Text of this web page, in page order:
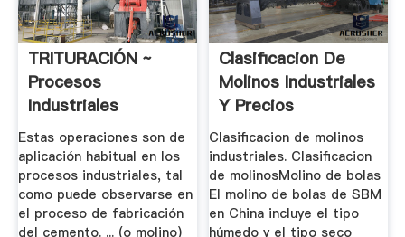
TRITURACIÓN ~
Procesos
Industriales
Estas operaciones son de
aplicación habitual en los
procesos industriales, tal
como puede observarse en
el proceso de fabricación
del cemento. ... (o molino)
Clasificacion De
Molinos Industriales
Y Precios
Clasificacion de molinos
industriales. Clasificacion
de molinosMolino de bolas
El molino de bolas de SBM
en China incluye el tipo
húmedo y el tipo seco